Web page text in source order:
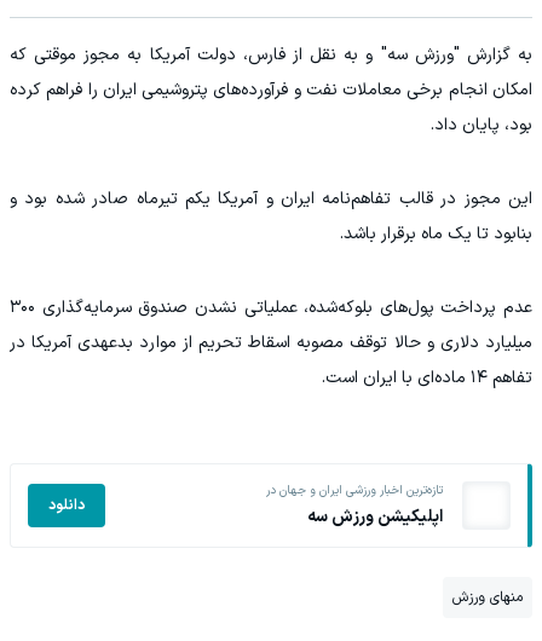
به گزارش "ورزش سه" و به نقل از فارس، دولت آمریکا به مجوز موقتی که
امکان انجام برخی معاملات نفت و فرآورده‌های پتروشیمی ایران را فراهم کرده
بود، پایان داد.
این مجوز در قالب تفاهم‌نامه ایران و آمریکا یکم تیرماه صادر شده بود و
بنابود تا یک ماه برقرار باشد.
عدم پرداخت پول‌های بلوکه‌شده، عملیاتی نشدن صندوق سرمایه‌گذاری ۳۰۰
میلیارد دلاری و حالا توقف مصوبه اسقاط تحریم از موارد بدعهدی آمریکا در
تفاهم ۱۴ ماده‌ای با ایران است.
تازه‌ترین اخبار ورزشی ایران و جهان در
اپلیکیشن ورزش سه دانلود
منهای ورزش